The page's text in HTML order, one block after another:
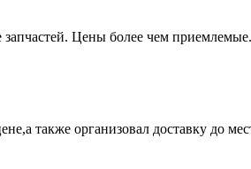
Цены более чем
также организовал доставку до